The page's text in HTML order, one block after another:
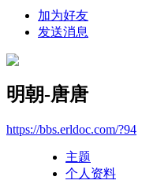
加为好友
发送消息
明朝-唐唐
https://bbs.erldoc.com/?94
主题
个人资料